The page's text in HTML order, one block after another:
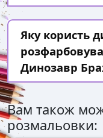
Яку користь
Динозавр
Вам також
розмальовки: